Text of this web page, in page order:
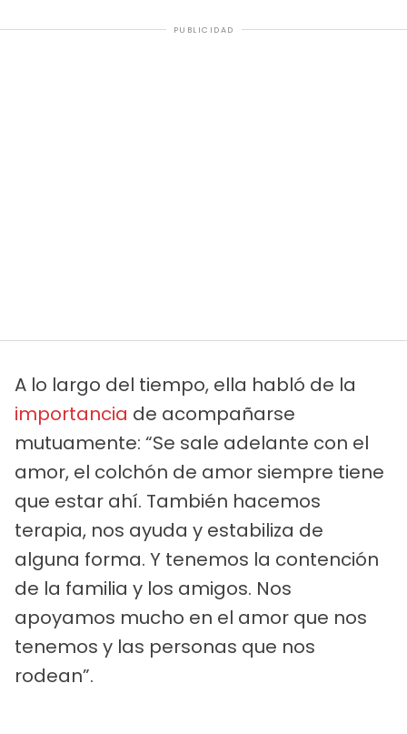
PUBLICIDAD
A lo largo del tiempo, ella habló de la
importancia de acompañarse
mutuamente: “Se sale adelante con el
amor, el colchón de amor siempre tiene
que estar ahí. También hacemos
terapia, nos ayuda y estabiliza de
alguna forma. Y tenemos la contención
de la familia y los amigos. Nos
apoyamos mucho en el amor que nos
tenemos y las personas que nos
rodean”.